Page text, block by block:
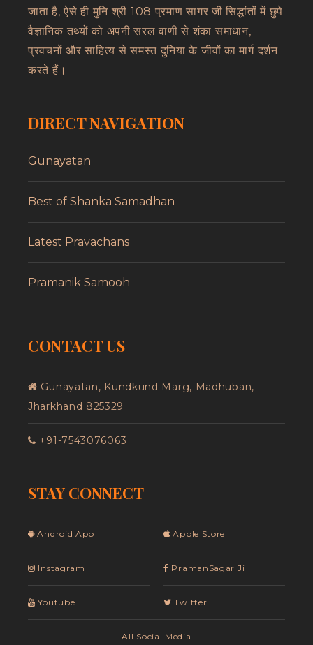
जाता है, ऐसे ही मुनि श्री 108 प्रमाण सागर जी सिद्धांतों में छुपे
वैज्ञानिक तथ्यों को अपनी सरल वाणी से शंका समाधान,
प्रवचनों और साहित्य से समस्त दुनिया के जीवों का मार्ग दर्शन
करते हैं।
DIRECT NAVIGATION
Gunayatan
Best of Shanka Samadhan
Latest Pravachans
Pramanik Samooh
CONTACT US
Gunayatan, Kundkund Marg, Madhuban,
Jharkhand 825329
+91-7543076063
STAY CONNECT
Android App
Instagram
Youtube
Apple Store
PramanSagar Ji
Twitter
All Social Media